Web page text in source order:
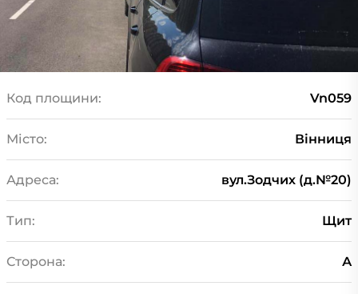
Код площини: Vn059
Місто: Вінниця
Адреса: вул.Зодчих (д.№20)
Тип: Щит
Сторона: А